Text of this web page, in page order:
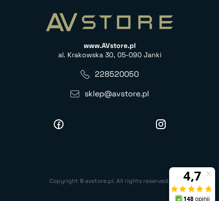
www.AVstore.pl
al. Krakowska 30, 05-090 Janki
228520050
sklep@avstore.pl
Copyright © avstore.pl. All rights reserved.